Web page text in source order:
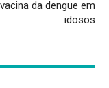
da dengue em
idosos